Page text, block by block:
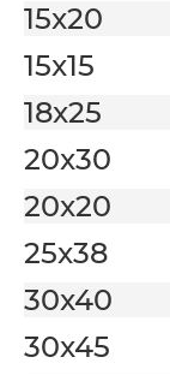
15x20
15x15
18x25
20x30
20x20
25x38
30x40
30x45